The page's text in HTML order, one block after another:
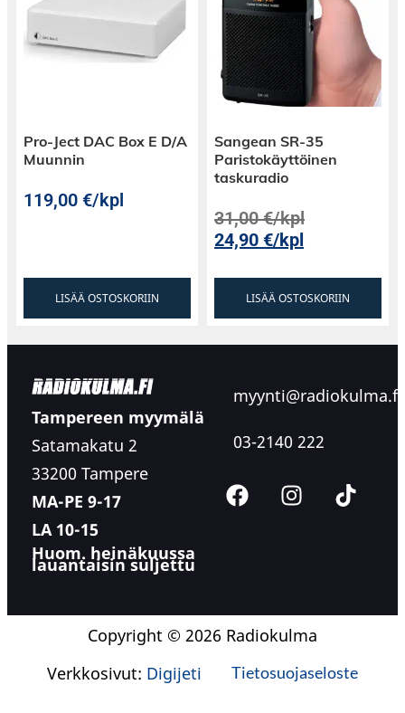
Pro-Ject DAC Box E D/A
Muunnin
119,00€/kpl
LISÄÄ OSTOSKORIIN
Sangean SR-35
Paristokäyttöinen
taskuradio
31,00€/kpl
24,90€/kpl
LISÄÄ OSTOSKORIIN
Tampereen myymälä
Satamakatu 2
33200 Tampere
MA-PE 9-17
LA 10-15
Huom. heinäkuussa
lauantaisin suljettu
myynti@radiokulma.fi
03-2140 222
Copyright © 2026 Radiokulma
Verkkosivut: Digijeti Tietosuojaseloste